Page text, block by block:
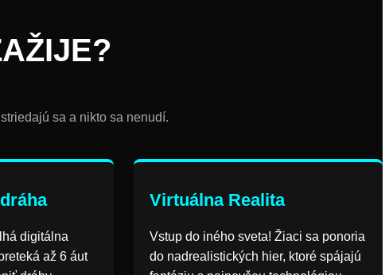
sa a nikto sa nenudí.
digitálna
až 6 áut
Virtuálna Realita
Vstup do iného sveta! Žiaci sa ponoria
do nadrealistických hier, ktoré spájajú